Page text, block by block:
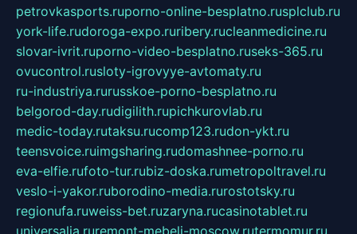
petrovkasports.ruporno-online-besplatno.rusplclub.ru
york-life.rudoroga-expo.ruribery.rucleanmedicine.ru
slovar-ivrit.ruporno-video-besplatno.ruseks-365.ru
ovucontrol.rusloty-igrovyye-avtomaty.ru
ru-industriya.rurusskoe-porno-besplatno.ru
belgorod-day.rudigilith.rupichkurovlab.ru
medic-today.rutaksu.rucomp123.rudon-ykt.ru
teensvoice.ruimgsharing.rudomashnee-porno.ru
eva-elfie.rufoto-tur.rubiz-doska.rumetropoltravel.ru
veslo-i-yakor.ruborodino-media.rurostotsky.ru
regionufa.ruweiss-bet.ruzaryna.rucasinotablet.ru
universalia.ruremont-mebeli-moscow.rutermomur.ru